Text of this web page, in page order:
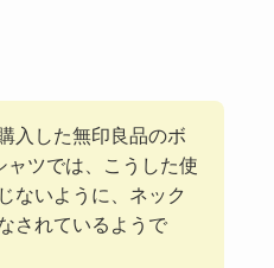
入した無印良品のボ
ャツでは、こうした使
ないように、ネック
されているようで